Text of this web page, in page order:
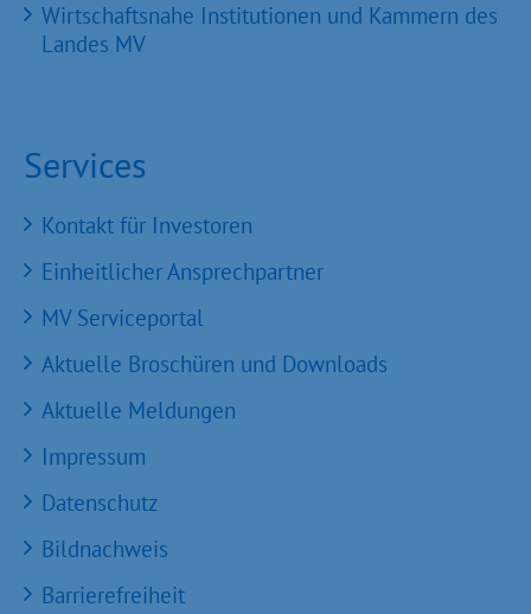
Wirtschaftsnahe Institutionen und Kammern des
Landes MV
Services
Kontakt für Investoren
Einheitlicher Ansprechpartner
MV Serviceportal
Aktuelle Broschüren und Downloads
Aktuelle Meldungen
Impressum
Datenschutz
Bildnachweis
Barrierefreiheit